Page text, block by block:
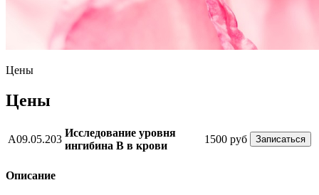
Цены
Цены
A09.05.203
Исследование уровня
ингибина B в крови
1500 руб Записаться
Описание